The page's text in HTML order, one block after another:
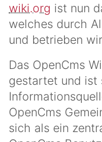
wiki.org ist nun
welches durch
und betrieben
Das OpenCms
gestartet und ist
OpenCms
sich als ein